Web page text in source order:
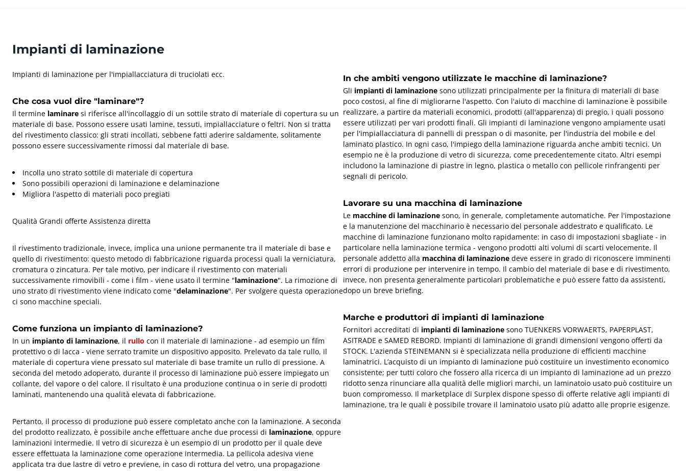
Impianti di laminazione
Impianti di laminazione per l'impiallacciatura di truciolati ecc.
Che cosa vuol dire "laminare"?
Il termine laminare si riferisce all'incollaggio di un sottile strato di materiale di copertura su un
materiale di base. Possono essere usati lamine, tessuti, impiallacciature o feltri. Non si tratta
del rivestimento classico: gli strati incollati, sebbene fatti aderire saldamente, solitamente
possono essere successivamente rimossi dal materiale di base.
Incolla uno strato sottile di materiale di copertura
Sono possibili operazioni di laminazione e delaminazione
Migliora l'aspetto di materiali poco pregiati
Qualità Grandi offerte Assistenza diretta
Il rivestimento tradizionale, invece, implica una unione permanente tra il materiale di base e
quello di rivestimento: questo metodo di fabbricazione riguarda processi quali la verniciatura,
cromatura o zincatura. Per tale motivo, per indicare il rivestimento con materiali
successivamente rimovibili - come i film - viene usato il termine "laminazione". La rimozione di
uno strato di rivestimento viene indicato come "delaminazione". Per svolgere questa operazione
ci sono macchine speciali.
Come funziona un impianto di laminazione?
In un impianto di laminazione, il rullo con il materiale di laminazione - ad esempio un film
protettivo o di lacca - viene serrato tramite un dispositivo apposito. Prelevato da tale rullo, il
materiale di copertura viene pressato sul materiale di base tramite un rullo di pressione. A
seconda del metodo adoperato, durante il processo di laminazione può essere impiegato un
collante, del vapore o del calore. Il risultato è una produzione continua o in serie di prodotti
laminati, mantenendo una qualità elevata di fabbricazione.
Pertanto, il processo di produzione può essere completato anche con la laminazione. A seconda
del prodotto realizzato, è possibile anche effettuare anche due processi di laminazione, oppure
laminazioni intermedie. Il vetro di sicurezza è un esempio di un prodotto per il quale deve
essere effettuata la laminazione come operazione intermedia. La pellicola adesiva viene
applicata tra due lastre di vetro e previene, in caso di rottura del vetro, una propagazione
In che ambiti vengono utilizzate le macchine di laminazione?
Gli impianti di laminazione sono utilizzati principalmente per la finitura di materiali di base
poco costosi, al fine di migliorarne l'aspetto. Con l'aiuto di macchine di laminazione è possibile
realizzare, a partire da materiali economici, prodotti (all'apparenza) di pregio, i quali possono
essere utilizzati per vari prodotti finali. Gli impianti di laminazione vengono ampiamente usati
per l'impiallacciatura di pannelli di presspan o di masonite, per l'industria del mobile e del
laminato plastico. In ogni caso, l'impiego della laminazione riguarda anche ambiti tecnici. Un
esempio ne è la produzione di vetro di sicurezza, come precedentemente citato. Altri esempi
includono la laminazione di piastre in legno, plastica o metallo con pellicole rinfrangenti per
segnali di pericolo.
Lavorare su una macchina di laminazione
Le macchine di laminazione sono, in generale, completamente automatiche. Per l'impostazione
e la manutenzione del macchinario è necessario del personale addestrato e qualificato. Le
macchine di laminazione funzionano molto rapidamente: in caso di impostazioni sbagliate - in
particolare nella laminazione termica - vengono prodotti alti volumi di scarti velocemente. Il
personale addetto alla macchina di laminazione deve essere in grado di riconoscere imminenti
errori di produzione per intervenire in tempo. Il cambio del materiale di base e di rivestimento,
invece, non presenta generalmente particolari problematiche e può essere fatto da assistenti,
dopo un breve briefing.
Marche e produttori di impianti di laminazione
Fornitori accreditati di impianti di laminazione sono TUENKERS VORWAERTS, PAPERPLAST,
ASITRADE e SAMED REBORD. Impianti di laminazione di grandi dimensioni vengono offerti da
STOCK. L'azienda STEINEMANN si è specializzata nella produzione di efficienti macchine
laminatrici. L’acquisto di un impianto di laminazione può costituire un investimento economico
consistente; per tutti coloro che fossero alla ricerca di un impianto di laminazione ad un prezzo
ridotto senza rinunciare alla qualità delle migliori marchi, un laminatoio usato può costituire un
buon compromesso. Il marketplace di Surplex dispone spesso di offerte relative agli impianti di
laminazione, tra le quali è possibile trovare il laminatoio usato più adatto alle proprie esigenze.